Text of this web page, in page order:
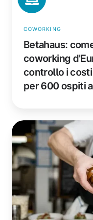
messo
costi
stampa
per
600
ospiti
al
COWORKING
Betahaus:
coworking
controllo i
per 600 ospiti
Blue
Carrot
Catering:
stampa
automatica
di
e-
mail